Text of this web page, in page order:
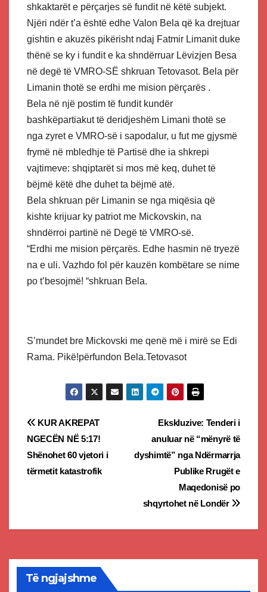
shkaktarët e përçarjes së fundit në këtë subjekt.
Njëri ndër t’a është edhe Valon Bela që ka drejtuar
gishtin e akuzës pikërisht ndaj Fatmir Limanit duke
thënë se ky i fundit e ka shndërruar Lëvizjen Besa
në degë të VMRO-SË shkruan Tetovasot. Bela për
Limanin thotë se erdhi me mision përçarës .
Bela në një postim të fundit kundër
bashkëpartiakut të deridjeshëm Limani thotë se
nga zyret e VMRO-së i sapodalur, u fut me gjysmë
frymë në mbledhje të Partisë dhe ia shkrepi
vajtimeve: shqiptarët si mos më keq, duhet të
bëjmë këtë dhe duhet ta bëjmë atë.
Bela shkruan për Limanin se nga miqësia që
kishte krijuar ky patriot me Mickovskin, na
shndërroi partinë në Degë të VMRO-së.
“Erdhi me mision përçarës. Edhe hasmin në tryezë
na e uli. Vazhdo fol për kauzën kombëtare se nime
po t’besojmë! “shkruan Bela.
S’mundet bre Mickovski me qenë më i mirë se Edi
Rama. Pikë!përfundon Bela.Tetovasot
Post
navigation
Ekskluzive: Tenderi i
anuluar në “mënyrë të
dyshimtë” nga Ndërmarrja
Publike Rrugët e
Maqedonisë po
shqyrtohet në Londër
KUR AKREPAT
NGECËN NË 5:17!
Shënohet 60 vjetori i
tërmetit katastrofik
Të ngjajshme